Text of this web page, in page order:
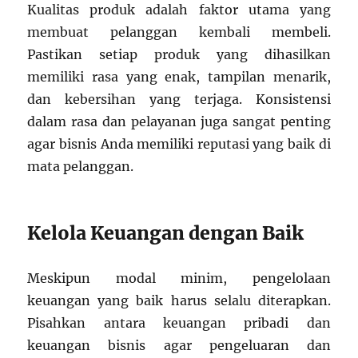
Kualitas produk adalah faktor utama yang
membuat pelanggan kembali membeli.
Pastikan setiap produk yang dihasilkan
memiliki rasa yang enak, tampilan menarik,
dan kebersihan yang terjaga. Konsistensi
dalam rasa dan pelayanan juga sangat penting
agar bisnis Anda memiliki reputasi yang baik di
mata pelanggan.
Kelola Keuangan dengan Baik
Meskipun modal minim, pengelolaan
keuangan yang baik harus selalu diterapkan.
Pisahkan antara keuangan pribadi dan
keuangan bisnis agar pengeluaran dan